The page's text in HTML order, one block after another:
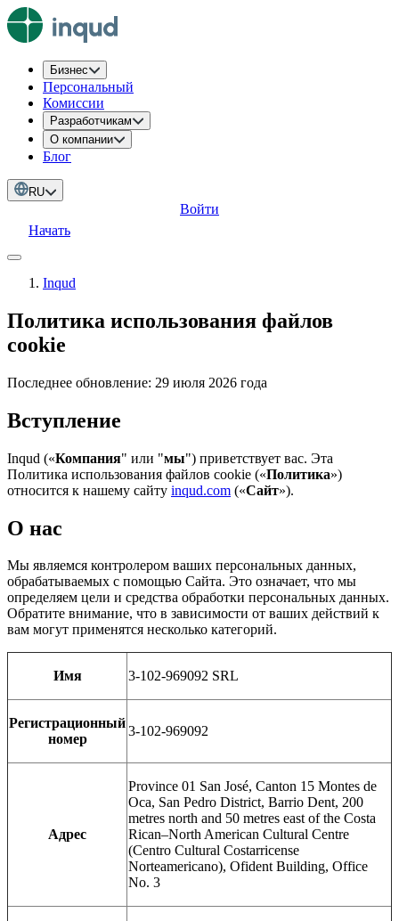
Бизнес
Персональный
Комиссии
Разработчикам
О компании
Блог
RU
Войти
Начать
Inqud
Политика использования файлов
cookie
Последнее обновление: 29 июля 2026 года
Вступление
Inqud («Компания" или "мы") приветствует вас. Эта
Политика использования файлов cookie («Политика»)
относится к нашему сайту inqud.com («Сайт»).
О нас
Мы являемся контролером ваших персональных данных,
обрабатываемых с помощью Сайта. Это означает, что мы
определяем цели и средства обработки персональных данных.
Обратите внимание, что в зависимости от ваших действий к
вам могут применятся несколько категорий.
Имя 3-102-969092 SRL
Регистрационный
номер
3-102-969092
Адрес
Province 01 San José, Canton 15 Montes de
Oca, San Pedro District, Barrio Dent, 200
metres north and 50 metres east of the Costa
Rican–North American Cultural Centre
(Centro Cultural Costarricense
Norteamericano), Ofident Building, Office
No. 3